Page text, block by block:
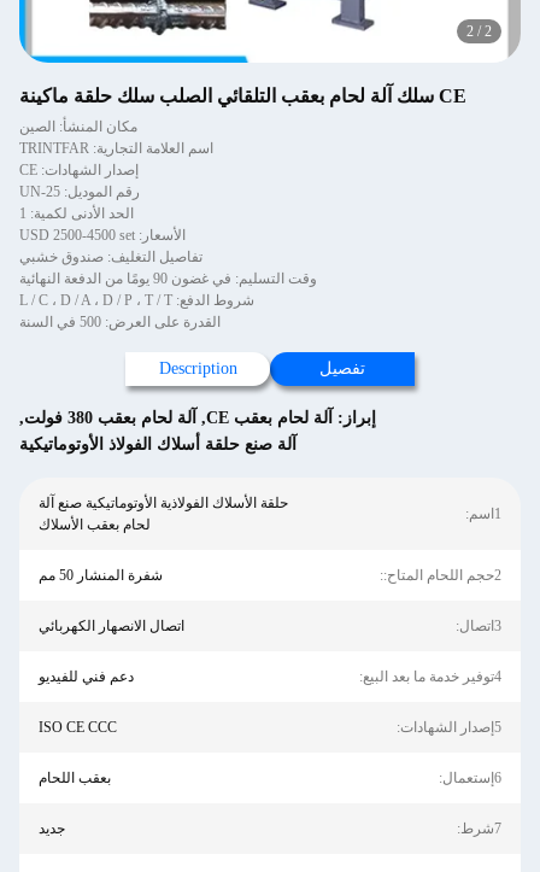
2
/
2
CE سلك آلة لحام بعقب التلقائي الصلب سلك حلقة ماكينة
مكان المنشأ: الصين
اسم العلامة التجارية: TRINTFAR
إصدار الشهادات: CE
رقم الموديل: UN-25
الحد الأدنى لكمية: 1
الأسعار: USD 2500-4500 set
تفاصيل التغليف: صندوق خشبي
وقت التسليم: في غضون 90 يومًا من الدفعة النهائية
شروط الدفع: L / C ، D / A ، D / P ، T / T
القدرة على العرض: 500 في السنة
تفصيل Description
إبراز: آلة لحام بعقب CE , آلة لحام بعقب 380 فولت
,
آلة صنع حلقة أسلاك الفولاذ الأوتوماتيكية
1اسم:
حلقة الأسلاك الفولاذية الأوتوماتيكية صنع آلة
لحام بعقب الأسلاك
2حجم اللحام المتاح:: شفرة المنشار 50 مم
3اتصال: اتصال الانصهار الكهربائي
4توفير خدمة ما بعد البيع: دعم فني للفيديو
5إصدار الشهادات: ISO CE CCC
6إستعمال: بعقب اللحام
7شرط: جديد